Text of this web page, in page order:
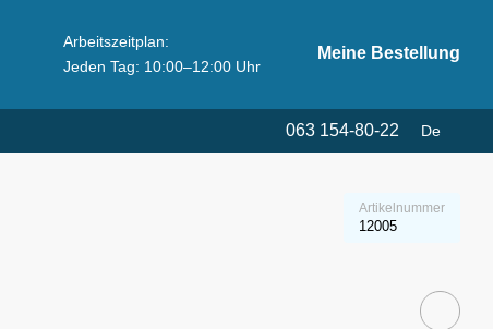
Arbeitszeitplan:
Jeden Tag: 10:00–12:00 Uhr
Meine Bestellung
063 154-80-22 De
Artikelnummer
12005